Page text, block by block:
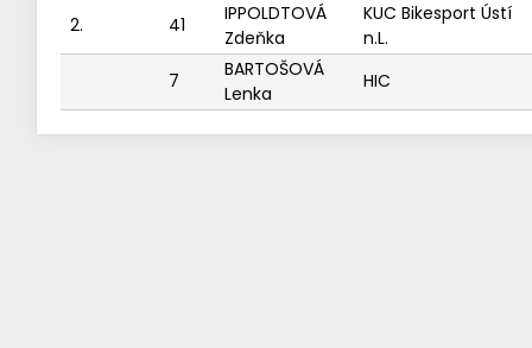
2. 41
IPPOLDTOVÁ
Zdeňka
KUC Bikesport Ústí
n.L.
7
BARTOŠOVÁ
Lenka
HIC